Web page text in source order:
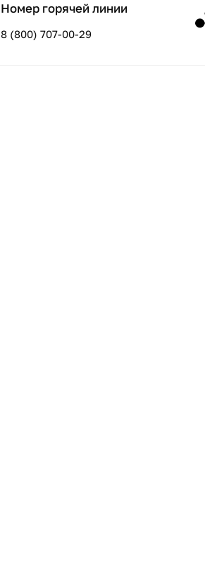
Номер горячей линии
8 (800) 707-00-29